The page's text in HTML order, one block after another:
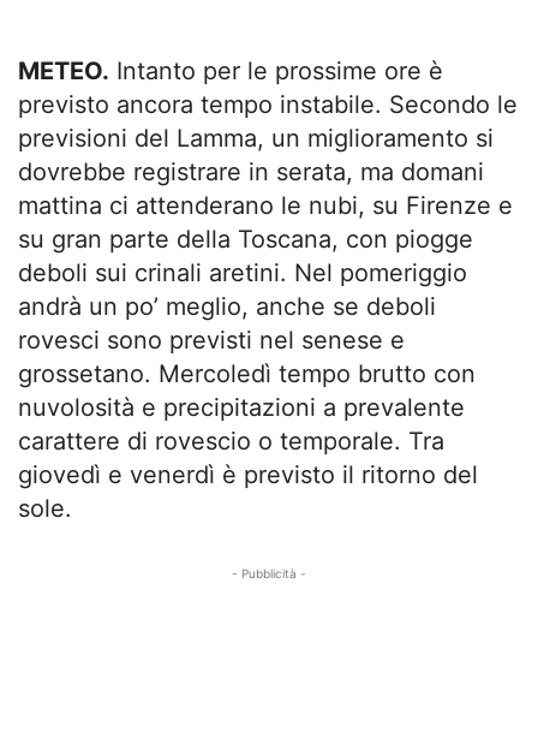
METEO. Intanto per le prossime ore è
previsto ancora tempo instabile. Secondo le
previsioni del Lamma, un miglioramento si
dovrebbe registrare in serata, ma domani
mattina ci attenderano le nubi, su Firenze e
su gran parte della Toscana, con piogge
deboli sui crinali aretini. Nel pomeriggio
andrà un po’ meglio, anche se deboli
rovesci sono previsti nel senese e
grossetano. Mercoledì tempo brutto con
nuvolosità e precipitazioni a prevalente
carattere di rovescio o temporale. Tra
giovedì e venerdì è previsto il ritorno del
sole.
- Pubblicità -